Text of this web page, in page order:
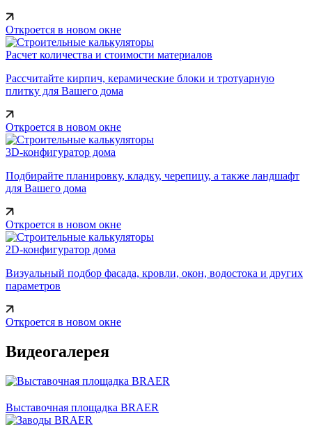
Откроется в новом окне
Расчет количества и стоимости материалов
Рассчитайте кирпич, керамические блоки и тротуарную
плитку для Вашего дома
Откроется в новом окне
3D-конфигуратор дома
Подбирайте планировку, кладку, черепицу, а также ландшафт
для Вашего дома
Откроется в новом окне
2D-конфигуратор дома
Визуальный подбор фасада, кровли, окон, водостока и других
параметров
Откроется в новом окне
Видеогалерея
Выставочная площадка BRAER